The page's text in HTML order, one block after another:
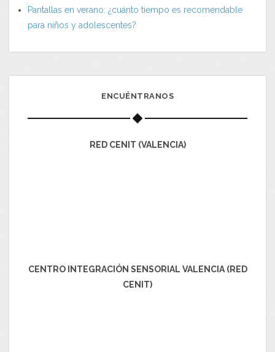
Pantallas en verano: ¿cuánto tiempo es recomendable
para niños y adolescentes?
ENCUÉNTRANOS
RED CENIT (VALENCIA)
CENTRO INTEGRACIÓN SENSORIAL VALENCIA (RED
CENIT)